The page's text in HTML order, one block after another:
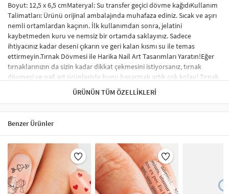
Boyut: 12,5 x 6,5 cmMateryal: Su transfer geçici dövme kağıdıKullanım
Talimatları: Ürünü orijinal ambalajında muhafaza ediniz. Sıcak ve aşırı
nemli ortamlardan kaçının. İlk kullanımdan sonra, jelatini
kaybetmeden kuru ve nemsiz bir ortamda saklayınız. Sadece
ihtiyacınız kadar deseni çıkarın ve geri kalan kısmı su ile temas
ettirmeyin.Tırnak Dövmesi ile Harika Nail Art Tasarımları Yaratın!Eğer
tırnaklarınızın da sizin kadar dikkat çekmesini istiyorsanız, tırnak
dövmesi ve nail art ürünleriyle bunu başarmak artık çok kolay! Tırnak
sticker ve su transfer dövmesi kullanarak tırnaklarınıza benzersiz
tasarımlar yapabilir, profesyonel bir görünüm elde edebilirsiniz.
nail-art malzemesi gerektirmez. İstediğiniz desen ve modelleri rahatça
uygulayabilirsiniz.Tırnak Sticker Nedir?Tırnak stickerları, tırnakları
süslemek için özel olarak tasarlanmış renkli, küçük desenlerdir.
Uygulama süreci oldukça basittir ve şık bir tırnak süsleme sonucu elde
etmenizi sağlar. Tırnak sticker çeşitleri arasında; tırnağın tamamını
kaplayan, tek renk oje görünümü verenler ve minik şekillerle süslenen
modeller yer almaktadır. Ayrıca, çiçek, karikatür figürleri ve hayvan
desenleri gibi çok çeşitli seçenekler de mevcuttur.Tırnak Sticker Nasıl
ÜRÜNÜN TÜM ÖZELLIKLERI
Benzer Ürünler